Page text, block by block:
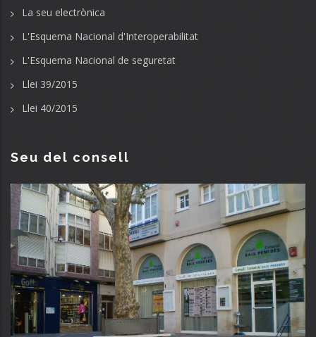
La seu electrònica
L'Esquema Nacional d'Interoperabilitat
L'Esquema Nacional de seguretat
Llei 39/2015
Llei 40/2015
Seu del consell